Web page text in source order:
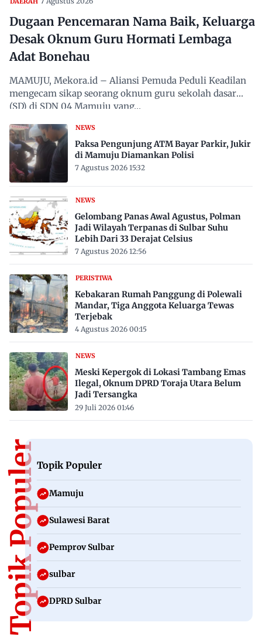
Dugaan Pencemaran Nama Baik, Keluarga
Desak Oknum Guru Hormati Lembaga
Adat Bonehau
MAMUJU, Mekora.id – Aliansi Pemuda Peduli Keadilan
mengecam sikap seorang oknum guru sekolah dasar
(SD) di SDN 04 Mamuju yang…
NEWS
Paksa Pengunjung ATM Bayar Parkir, Jukir
di Mamuju Diamankan Polisi
7 Agustus 2026 15:32
NEWS
Gelombang Panas Awal Agustus, Polman
Jadi Wilayah Terpanas di Sulbar Suhu
Lebih Dari 33 Derajat Celsius
7 Agustus 2026 12:56
PERISTIWA
Kebakaran Rumah Panggung di Polewali
Mandar, Tiga Anggota Keluarga Tewas
Terjebak
4 Agustus 2026 00:15
NEWS
Meski Kepergok di Lokasi Tambang Emas
Ilegal, Oknum DPRD Toraja Utara Belum
Jadi Tersangka
29 Juli 2026 01:46
Topik PopulerTopik Populer
Mamuju
Sulawesi Barat
Pemprov Sulbar
sulbar
DPRD Sulbar